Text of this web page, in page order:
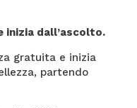
inizia dall’ascolto.
gratuita e inizia
partendo